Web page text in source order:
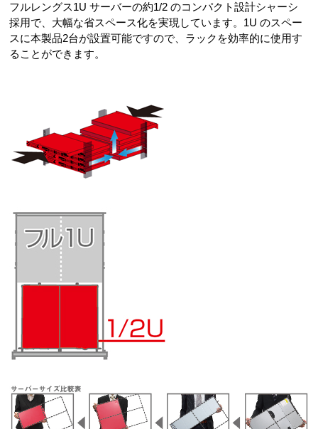
フルレングス1U サーバーの約1/2 のコンパクト設計シャーシ
採用で、大幅な省スペース化を実現しています。1U のスペー
スに本製品2台が設置可能ですので、ラックを効率的に使用す
ることができます。